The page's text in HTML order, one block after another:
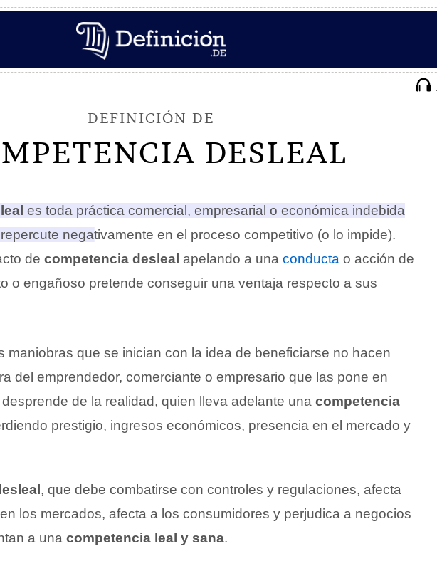
DEFINICIÓN DE
DESLEAL
es toda práctica comercial, empresarial o económica indebida
negativamente en el proceso competitivo (o lo impide).
de competencia desleal apelando a una conducta o acción de
o engañoso pretende conseguir una ventaja respecto a sus
maniobras que se inician con la idea de beneficiarse no hacen
del emprendedor, comerciante o empresario que las pone en
de la realidad, quien lleva adelante una competencia
prestigio, ingresos económicos, presencia en el mercado y
, que debe combatirse con controles y regulaciones, afecta
los mercados, afecta a los consumidores y perjudica a negocios
a una competencia leal y sana.